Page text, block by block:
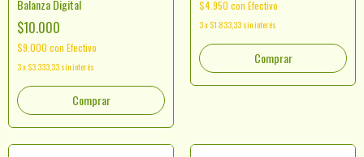
Balanza Digital
$10.000
$9.000 con Efectivo
3x $3.333,33 sin interés
$4.950 con Efectivo
3x $1.833,33 sin interés